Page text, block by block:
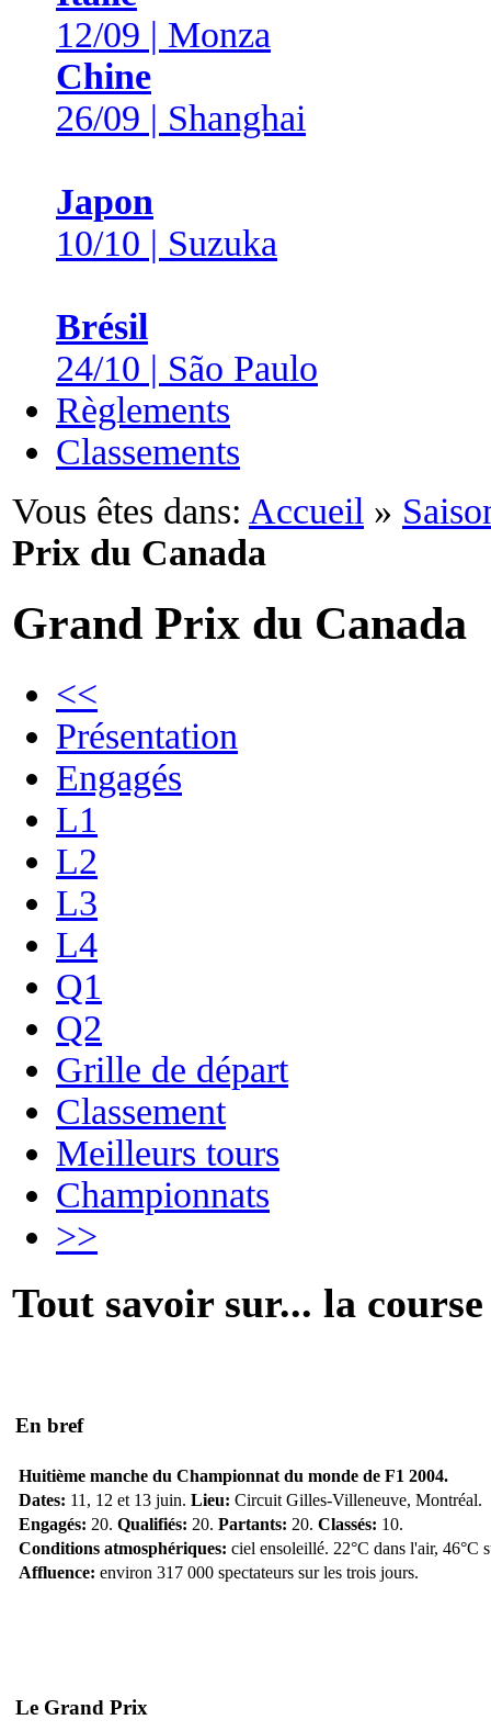
12/09 | Monza
Chine
26/09 | Shanghai
Japon
10/10 | Suzuka
Brésil
24/10 | São Paulo
Règlements
Classements
Vous êtes dans: Accueil »
Prix du Canada
Grand Prix du Canada
<<
Présentation
Engagés
L1
L2
L3
L4
Q1
Q2
Grille de départ
Classement
Meilleurs tours
Championnats
>>
Tout savoir sur... la course
En bref
Huitième manche du Championnat du monde de F1 2004.
Dates: 11, 12 et 13 juin. Lieu: Circuit Gilles-Villeneuve, Montréal.
Engagés: 20. Qualifiés: 20. Partants: 20. Classés: 10.
Conditions atmosphériques: ciel ensoleillé. 22°C dans l'air, 46°C
Affluence: environ 317 000 spectateurs sur les trois jours.
Le Grand Prix